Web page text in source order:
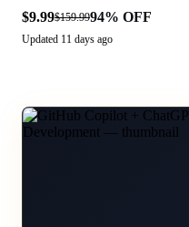
$9.99$159.9994% OFF
Updated 11 days ago